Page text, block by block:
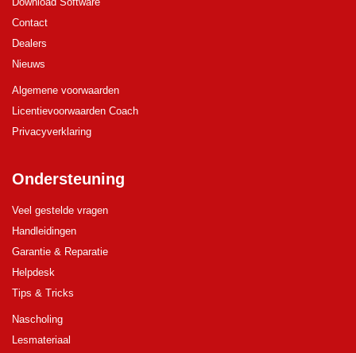
Contact
Dealers
Nieuws
Algemene voorwaarden
Licentievoorwaarden Coach
Privacyverklaring
Ondersteuning
Veel gestelde vragen
Handleidingen
Garantie & Reparatie
Helpdesk
Tips & Tricks
Nascholing
Lesmateriaal